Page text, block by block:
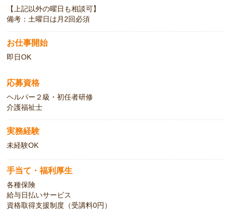
【上記以外の曜日も相談可】
備考：土曜日は月2回必須
お仕事開始
即日OK
応募資格
ヘルパー２級・初任者研修
介護福祉士
実務経験
未経験OK
手当て・福利厚生
各種保険
給与日払いサービス
資格取得支援制度（受講料0円）